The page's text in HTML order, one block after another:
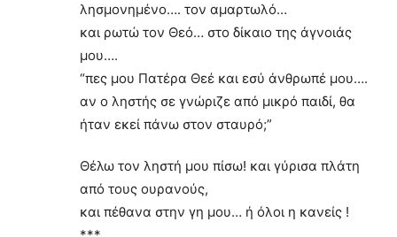
λησμονημένο…. τον αμαρτωλό…
και ρωτώ τον Θεό… στο δίκαιο της άγνοιάς
μου….
“πες μου Πατέρα Θεέ και εσύ άνθρωπέ μου….
αν ο ληστής σε γνώριζε από μικρό παιδί, θα
ήταν εκεί πάνω στον σταυρό;”
Θέλω τον ληστή μου πίσω! και γύρισα πλάτη
από τους ουρανούς,
και πέθανα στην γη μου… ή όλοι η κανείς !